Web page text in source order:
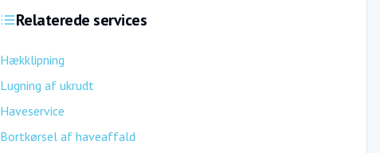
Relaterede services
Hækklipning
Lugning af ukrudt
Haveservice
Bortkørsel af haveaffald